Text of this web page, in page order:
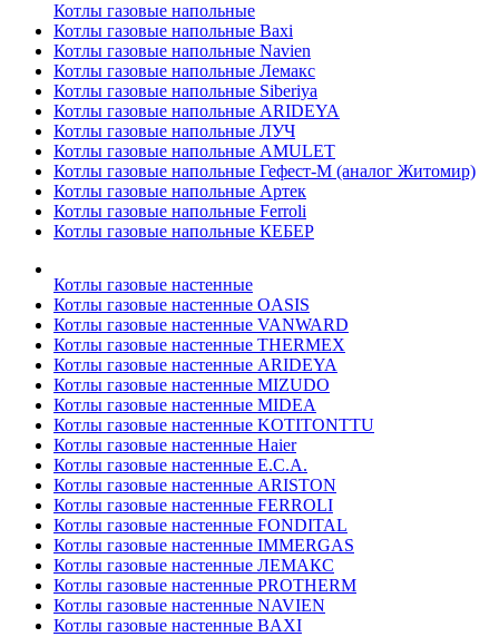
Котлы газовые напольные
Котлы газовые напольные Baxi
Котлы газовые напольные Navien
Котлы газовые напольные Лемакс
Котлы газовые напольные Siberiya
Котлы газовые напольные ARIDEYA
Котлы газовые напольные ЛУЧ
Котлы газовые напольные AMULET
Котлы газовые напольные Гефест-М (аналог Житомир)
Котлы газовые напольные Артек
Котлы газовые напольные Ferroli
Котлы газовые напольные КЕБЕР
Котлы газовые настенные
Котлы газовые настенные OASIS
Котлы газовые настенные VANWARD
Котлы газовые настенные THERMEX
Котлы газовые настенные ARIDEYA
Котлы газовые настенные MIZUDO
Котлы газовые настенные MIDEA
Котлы газовые настенные KOTITONTTU
Котлы газовые настенные Haier
Котлы газовые настенные E.C.A.
Котлы газовые настенные ARISTON
Котлы газовые настенные FERROLI
Котлы газовые настенные FONDITAL
Котлы газовые настенные IMMERGAS
Котлы газовые настенные ЛЕМАКС
Котлы газовые настенные PROTHERM
Котлы газовые настенные NAVIEN
Котлы газовые настенные BAXI